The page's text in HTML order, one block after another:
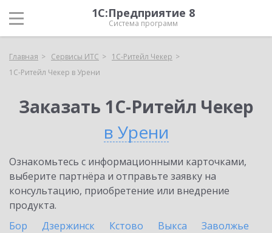
1С:Предприятие 8
Система программ
Главная Сервисы ИТС
1C-Ритейл Чекер
1C-Ритейл Чекер в Урени
Заказать 1C-Ритейл Чекер
в Урени
Ознакомьтесь с информационными карточками,
выберите партнёра и отправьте заявку на
консультацию, приобретение или внедрение
продукта.
Бор
Дзержинск Кстово Выкса
Заволжье